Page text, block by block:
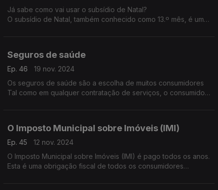
Já sabe como vai usar o subsídio de Natal?
O subsídio de Natal, também conhecido como 13.º mês, é uma
Seguros de saúde
Ep. 46
19 nov. 2024
Os seguros de saúde são a escolha de muitos consumidores
Tal como em qualquer contratação de serviços, o consumidor
seguro de saúde.
O Imposto Municipal sobre Imóveis (IMI)
Ep. 45
12 nov. 2024
O Imposto Municipal sobre Imóveis (IMI) é pago todos os anos.
Esta é uma obrigação fiscal de todos os consumidores